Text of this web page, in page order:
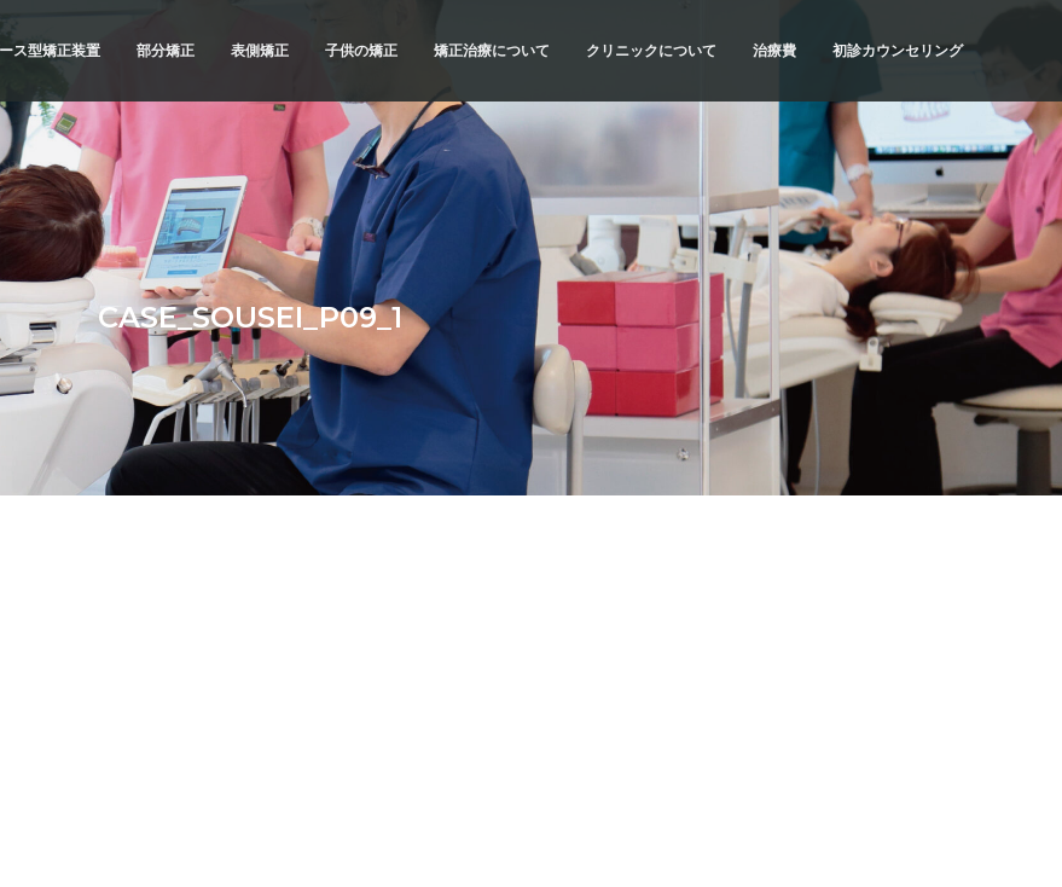
ス型矯正装置
ス型矯正装置
ドでの矯正治療
部分矯正 表側矯正 子供の矯正 矯正治療について
矯正治療の流れ
精密検査
診断と治療計画
治療へのこだわり
不正咬合の種類
よくあるご質問
メリットとリスク
横浜 矯正歯科情報
クリニックについて
SYNCの理念
ドクター紹介
アクセス・診療時間
治療費
治療費・お支払方法
医療費控除について
初診カウンセリング
初診カウンセリングの内容
初診カウンセリングの予約
CASE_SOUSEI_P09_1